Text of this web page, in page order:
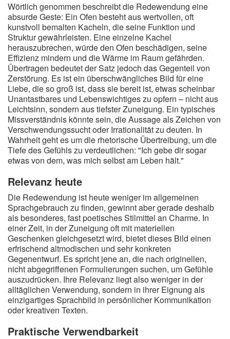
Wörtlich genommen beschreibt die Redewendung eine
absurde Geste: Ein Ofen besteht aus wertvollen, oft
kunstvoll bemalten Kacheln, die seine Funktion und
Struktur gewährleisten. Eine einzelne Kachel
herauszubrechen, würde den Ofen beschädigen, seine
Effizienz mindern und die Wärme im Raum gefährden.
Übertragen bedeutet der Satz jedoch das Gegenteil von
Zerstörung. Es ist ein überschwängliches Bild für eine
Liebe, die so groß ist, dass sie bereit ist, etwas scheinbar
Unantastbares und Lebenswichtiges zu opfern – nicht aus
Leichtsinn, sondern aus tiefster Zuneigung. Ein typisches
Missverständnis könnte sein, die Aussage als Zeichen von
Verschwendungssucht oder Irrationalität zu deuten. In
Wahrheit geht es um die rhetorische Übertreibung, um die
Tiefe des Gefühls zu verdeutlichen: "Ich gebe dir sogar
etwas von dem, was mich selbst am Leben hält."
Relevanz heute
Die Redewendung ist heute weniger im allgemeinen
Sprachgebrauch zu finden, gewinnt aber gerade deshalb
als besonderes, fast poetisches Stilmittel an Charme. In
einer Zeit, in der Zuneigung oft mit materiellen
Geschenken gleichgesetzt wird, bietet dieses Bild einen
erfrischend altmodischen und sehr konkreten
Gegenentwurf. Es spricht jene an, die nach originellen,
nicht abgegriffenen Formulierungen suchen, um Gefühle
auszudrücken. Ihre Relevanz liegt also weniger in der
alltäglichen Verwendung, sondern in ihrer Eignung als
einzigartiges Sprachbild in persönlicher Kommunikation
oder kreativen Texten.
Praktische Verwendbarkeit